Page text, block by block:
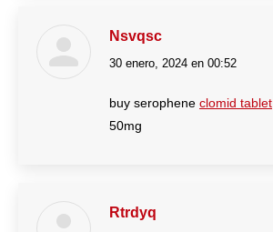
Nsvqsc
dice:
30 enero, 2024 en 00:52
buy serophene clomid tablet
50mg
Rtrdyq